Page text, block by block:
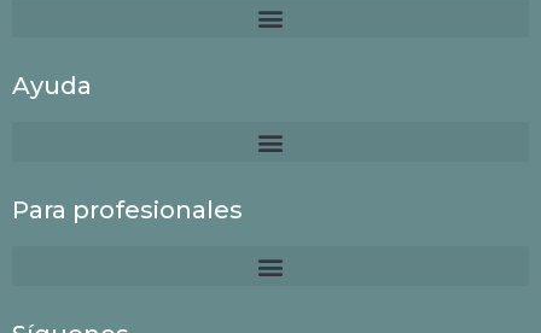
Ayuda
Para profesionales